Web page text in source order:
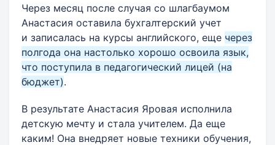
Через месяц после случая со шлагбаумом
Анастасия оставила бухгалтерский учет
и записалась на курсы английского, еще через
полгода она настолько хорошо освоила язык,
что поступила в педагогический лицей (на
бюджет).
В результате Анастасия Яровая исполнила
детскую мечту и стала учителем. Да еще
каким! Она внедряет новые техники обучения,